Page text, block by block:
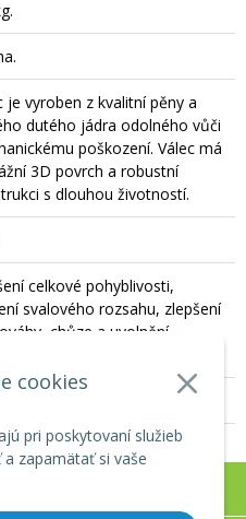
cookies
pri poskytovaní služieb
zapamätať si vaše
je vyroben z kvalitní pěny a
dutého jádra odolného vůči
poškození. Válec má
3D povrch a robustní
s dlouhou životností.
celkové pohyblivosti,
svalového rozsahu, zlepšení
chůze a uvolnění